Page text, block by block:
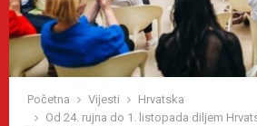
Početna Vijesti
Hrvatska
Od 24. rujna do 1. listopada diljem